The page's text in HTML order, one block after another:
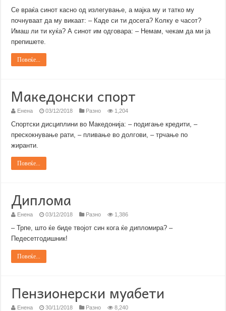
Се враќа синот касно од излегување, а мајка му и татко му
почнуваат да му викаат: – Каде си ти досега? Колку е часот?
Имаш ли ти куќа? А синот им одговара: – Немам, чекам да ми ја
препишетe.
Повеќе...
Македонски спорт
Енена 03/12/2018 Разно 1,204
Спортски дисциплини во Македонија: – подигање кредити, –
прескокнување рати, – пливање во долгови, – трчање по
жиранти.
Повеќе...
Диплома
Енена 03/12/2018 Разно 1,386
– Трпе, што ќе биде твојот син кога ќе дипломира? –
Педесетгодишник!
Повеќе...
Пензионерски муабети
Енена 30/11/2018 Разно 8,240